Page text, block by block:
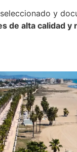
y
de alta calidad y